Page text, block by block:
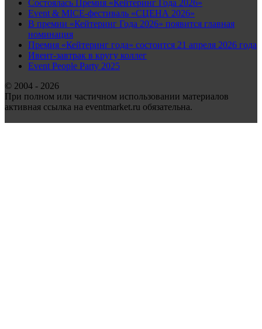
Состоялась Премия «Кейтеринг Года 2026»
Event & MICE-фестиваль «СЦЕНА 2026»
В премии «Кейтеринг Года 2026» появится главная
номинация
Премия «Кейтеринг года» состоится 21 апреля 2026 года
Ивент-завтрак в кругу коллег
Event People Party 2025
© 2004 - 2026
При полном или частичном использовании материалов
активная ссылка на eventmarket.ru обязательна.